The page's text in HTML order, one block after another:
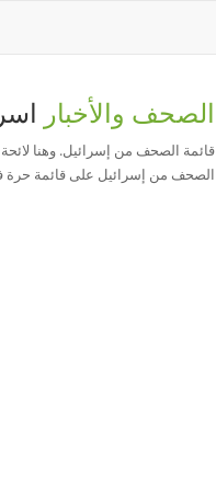
الصحف والأخبار
قائمة الصحف من إسرائيل. وهنا لائحة
الصحف من إسرائيل على قائمة حرة